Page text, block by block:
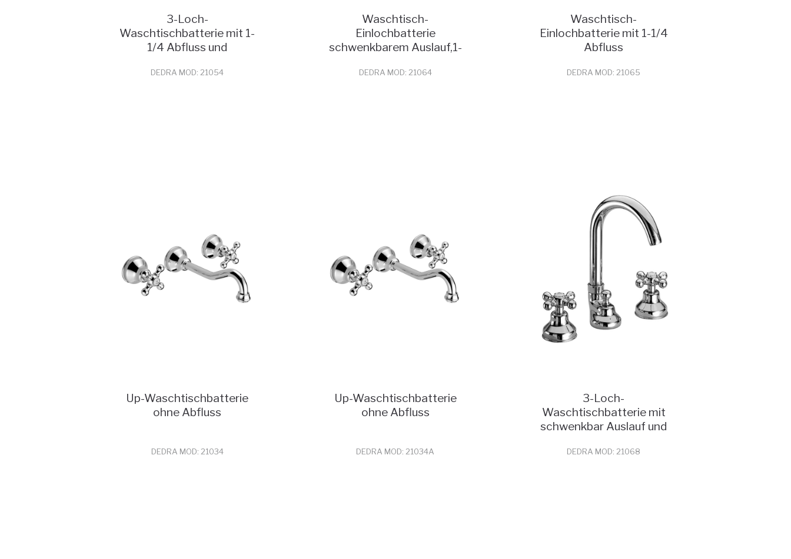
3-Loch-
Waschtischbatterie mit 1-
1/4 Abfluss und
DEDRA MOD: 21054
Waschtisch-
Einlochbatterie
schwenkbarem Auslauf,1-
DEDRA MOD: 21064
Waschtisch-
Einlochbatterie mit 1-1/4
Abfluss
DEDRA MOD: 21065
Up-Waschtischbatterie
ohne Abfluss
DEDRA MOD: 21034
Up-Waschtischbatterie
ohne Abfluss
DEDRA MOD: 21034A
3-Loch-
Waschtischbatterie mit
schwenkbar Auslauf und
DEDRA MOD: 21068